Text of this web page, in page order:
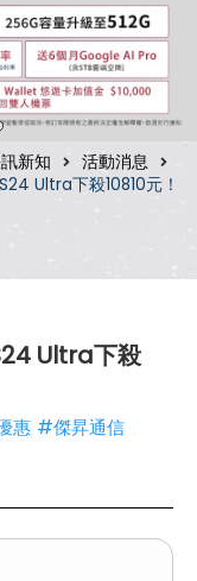
新知
活動消息
Ultra下殺10810元！
Ultra下殺
惠 #傑昇通信